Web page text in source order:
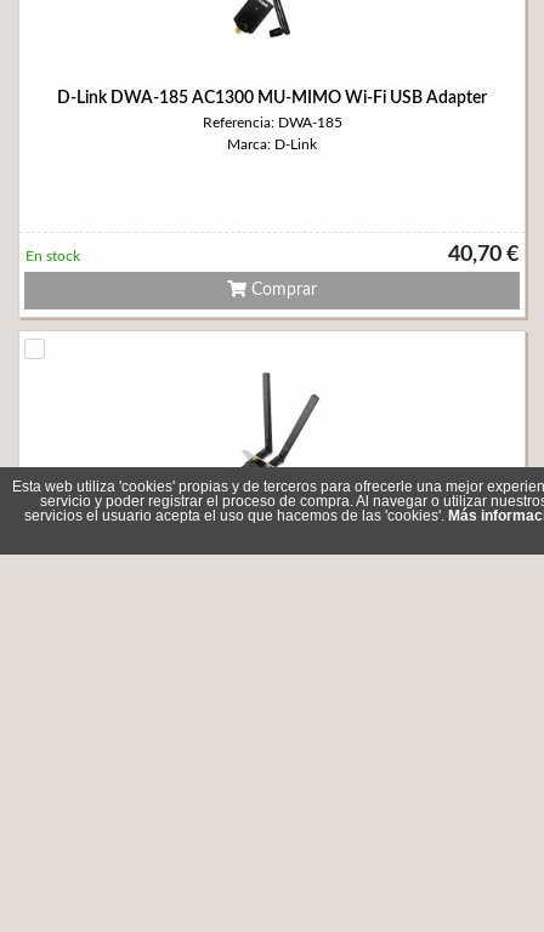
D-Link DWA-185 AC1300 MU-MIMO Wi-Fi USB Adapter
Referencia: DWA-185
Marca: D-Link
40,70 €
En stock
Comprar
Referencia: Archer TX20E
Esta web utiliza 'cookies' propias y de terceros para ofrecerle una mejor
servicio y poder registrar el proceso de compra. Al navegar o utilizar
servicios el usuario acepta el uso que hacemos de las 'cookies'. Más